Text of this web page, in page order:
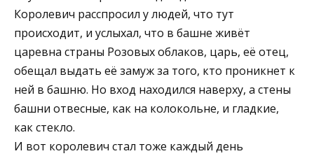
Королевич расспросил у людей, что тут
происходит, и услыхал, что в башне живёт
царевна страны Розовых облаков, царь, её отец,
обещал выдать её замуж за того, кто проникнет к
ней в башню. Но вход находился наверху, а стены
башни отвесные, как на колокольне, и гладкие,
как стекло.
И вот королевич стал тоже каждый день